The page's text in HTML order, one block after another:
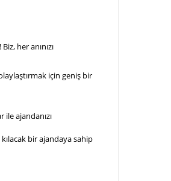
her anınızı
için geniş bir
ile ajandanızı
kılacak bir ajandaya sahip